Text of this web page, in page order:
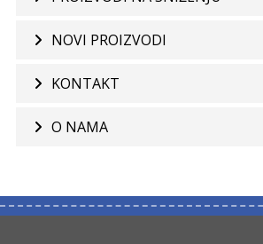
NOVI PROIZVODI
KONTAKT
O NAMA